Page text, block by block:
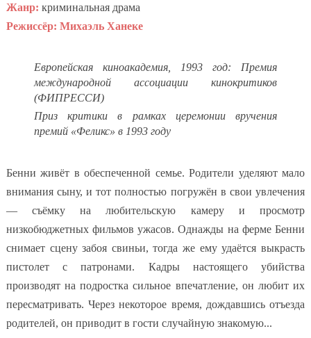
Жанр: криминальная драма
Режиссёр: Михаэль Ханеке
Европейская киноакадемия, 1993 год: Премия
международной ассоциации кинокритиков
(ФИПРЕССИ)
Приз критики в рамках церемонии вручения
премий «Феликс» в 1993 году
Бенни живёт в обеспеченной семье. Родители уделяют мало
внимания сыну, и тот полностью погружён в свои увлечения
— съёмку на любительскую камеру и просмотр
низкобюджетных фильмов ужасов. Однажды на ферме Бенни
снимает сцену забоя свиньи, тогда же ему удаётся выкрасть
пистолет с патронами. Кадры настоящего убийства
производят на подростка сильное впечатление, он любит их
пересматривать. Через некоторое время, дождавшись отъезда
родителей, он приводит в гости случайную знакомую...